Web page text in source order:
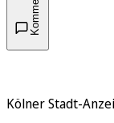
Kölner Stadt-